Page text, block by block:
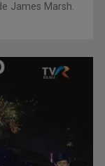
ia argintul în
James Marsh.